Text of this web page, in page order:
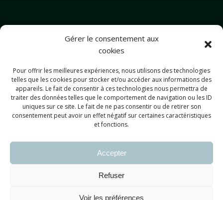
Gérer le consentement aux
cookies
Pour offrir les meilleures expériences, nous utilisons des technologies
telles que les cookies pour stocker et/ou accéder aux informations des
appareils. Le fait de consentir à ces technologies nous permettra de
traiter des données telles que le comportement de navigation ou les ID
uniques sur ce site. Le fait de ne pas consentir ou de retirer son
consentement peut avoir un effet négatif sur certaines caractéristiques
et fonctions.
Accepter
Refuser
Voir les préférences
contact@christellekinesiologie.com